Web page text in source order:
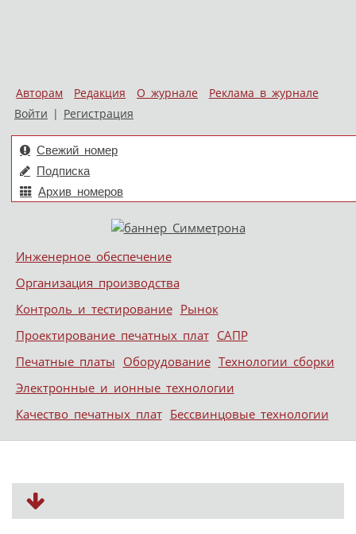
Авторам Редакция О журнале
Реклама в журнале
Войти | Регистрация
Свежий номер
Подписка
Архив номеров
Меню
Skip to content
Инженерное обеспечение
Организация производства
Контроль и тестирование Рынок
Проектирование печатных плат САПР
Печатные платы Оборудование Технологии сборки
Электронные и ионные технологии
Качество печатных плат Бессвинцовые технологии